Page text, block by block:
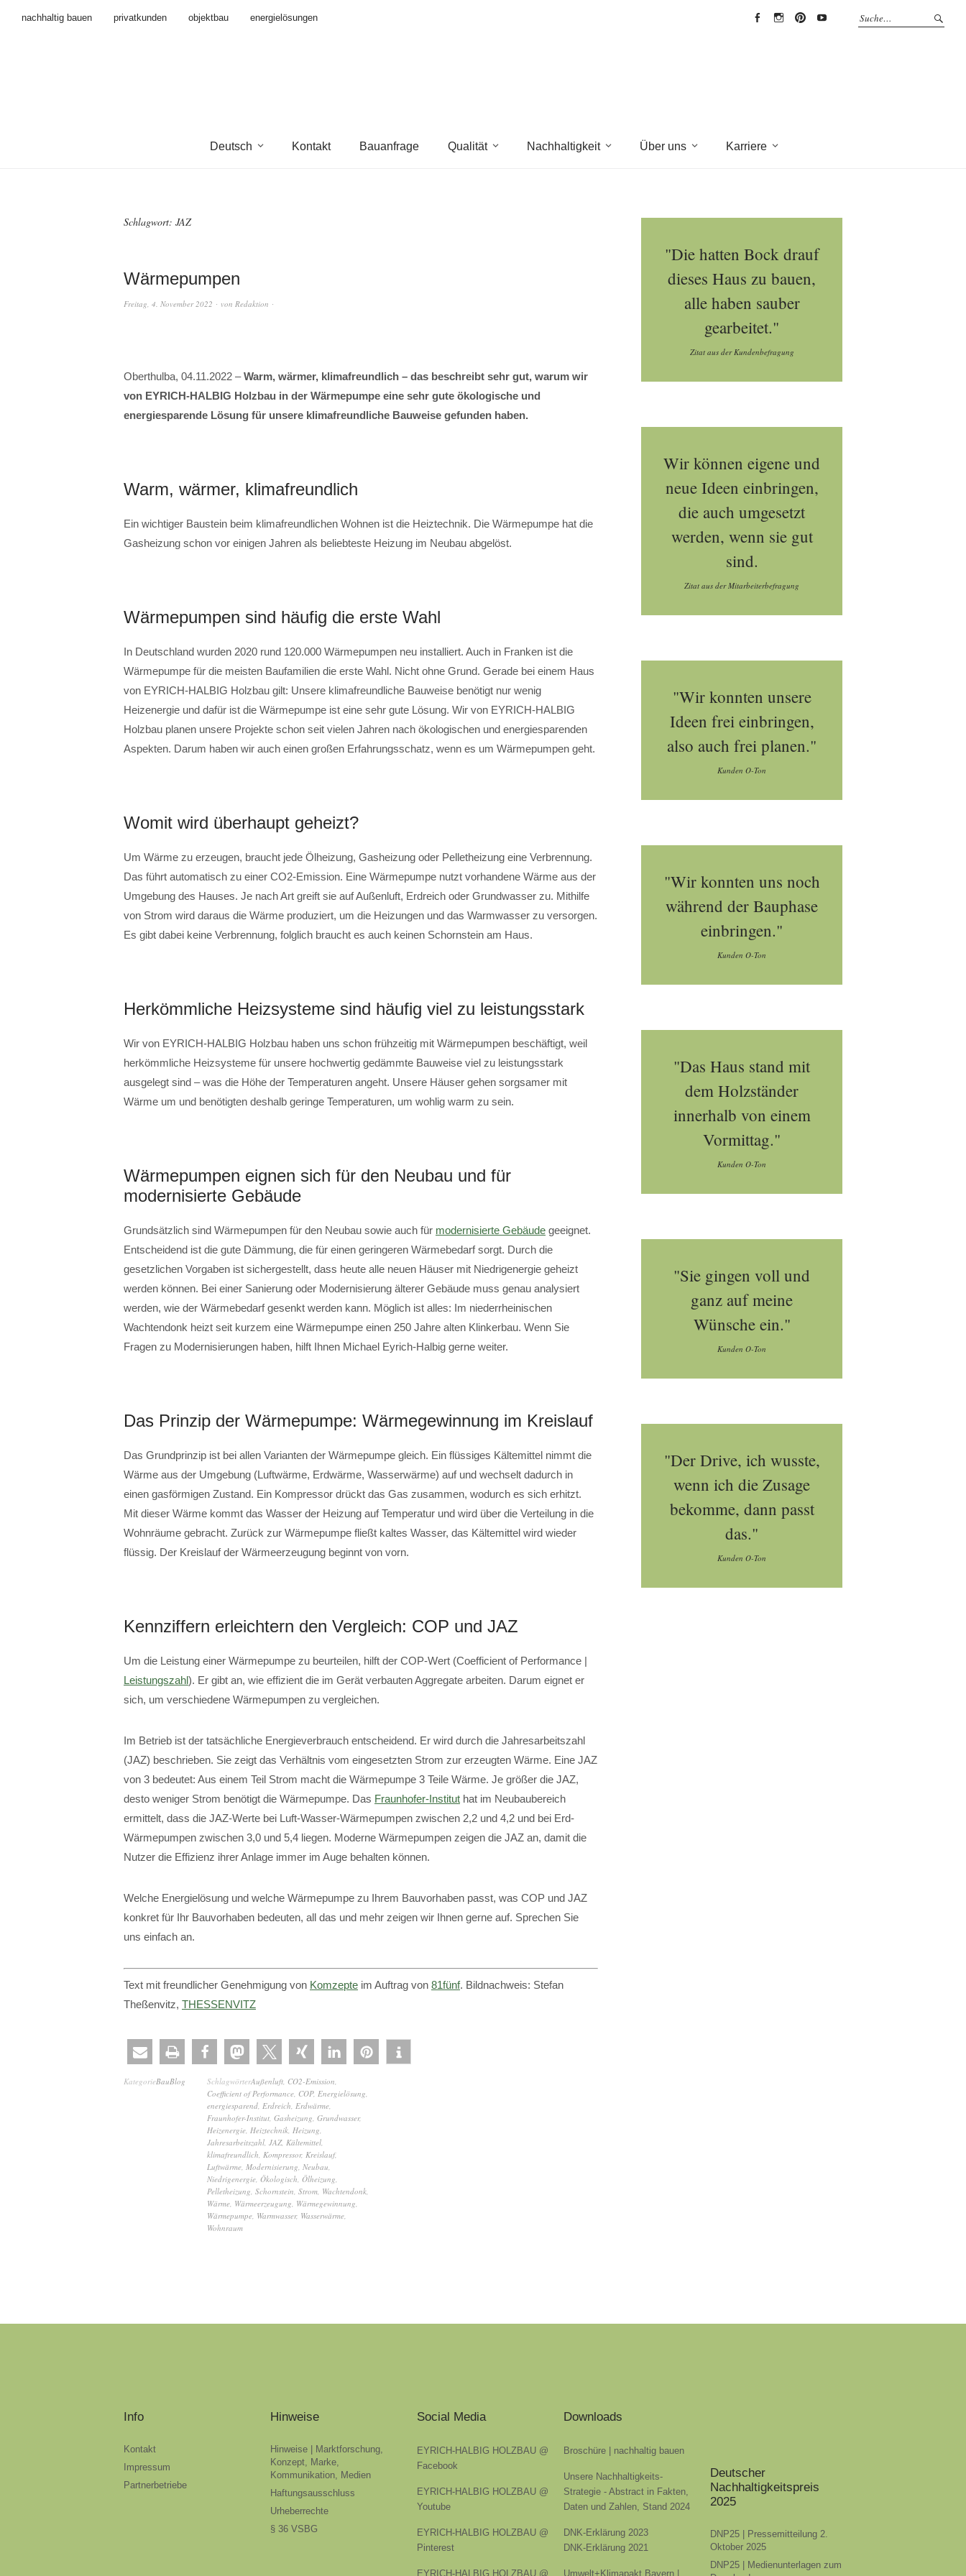
nachhaltig bauen privatkunden objektbau
energielösungen
Deutsch Kontakt Bauanfrage Qualität Nachhaltigkeit Über uns Karriere
Schlagwort: JAZ
Wärmepumpen
Freitag, 4. November 2022 von Redaktion
Oberthulba, 04.11.2022 –Warm, wärmer, klimafreundlich – das beschreibt sehr gut, warum wir
von EYRICH-HALBIG Holzbau in der Wärmepumpe eine sehr gute ökologische und
energiesparende Lösung für unsere klimafreundliche Bauweise gefunden haben.
Warm, wärmer, klimafreundlich
Ein wichtiger Baustein beim klimafreundlichen Wohnen ist die Heiztechnik. Die Wärmepumpe hat die
Gasheizung schon vor einigen Jahren als beliebteste Heizung im Neubau abgelöst.
Wärmepumpen sind häufig die erste Wahl
In Deutschland wurden 2020 rund 120.000 Wärmepumpen neu installiert. Auch in Franken ist die
Wärmepumpe für die meisten Baufamilien die erste Wahl. Nicht ohne Grund. Gerade bei einem Haus
von EYRICH-HALBIG Holzbau gilt: Unsere klimafreundliche Bauweise benötigt nur wenig
Heizenergie und dafür ist die Wärmepumpe ist eine sehr gute Lösung. Wir von EYRICH-HALBIG
Holzbau planen unsere Projekte schon seit vielen Jahren nach ökologischen und energiesparenden
Aspekten. Darum haben wir auch einen großen Erfahrungsschatz, wenn es um Wärmepumpen geht.
Womit wird überhaupt geheizt?
Um Wärme zu erzeugen, braucht jede Ölheizung, Gasheizung oder Pelletheizung eine Verbrennung.
Das führt automatisch zu einer CO2-Emission. Eine Wärmepumpe nutzt vorhandene Wärme aus der
Umgebung des Hauses. Je nach Art greift sie auf Außenluft, Erdreich oder Grundwasser zu. Mithilfe
von Strom wird daraus die Wärme produziert, um die Heizungen und das Warmwasser zu versorgen.
Es gibt dabei keine Verbrennung, folglich braucht es auch keinen Schornstein am Haus.
Herkömmliche Heizsysteme sind häufig viel zu leistungsstark
Wir von EYRICH-HALBIG Holzbau haben uns schon frühzeitig mit Wärmepumpen beschäftigt, weil
herkömmliche Heizsysteme für unsere hochwertig gedämmte Bauweise viel zu leistungsstark
ausgelegt sind – was die Höhe der Temperaturen angeht. Unsere Häuser gehen sorgsamer mit
Wärme um und benötigten deshalb geringe Temperaturen, um wohlig warm zu sein.
Wärmepumpen eignen sich für den Neubau und für
modernisierte Gebäude
Grundsätzlich sind Wärmepumpen für den Neubau sowie auch für modernisierte Gebäude geeignet.
Entscheidend ist die gute Dämmung, die für einen geringeren Wärmebedarf sorgt. Durch die
gesetzlichen Vorgaben ist sichergestellt, dass heute alle neuen Häuser mit Niedrigenergie geheizt
werden können. Bei einer Sanierung oder Modernisierung älterer Gebäude muss genau analysiert
werden, wie der Wärmebedarf gesenkt werden kann. Möglich ist alles: Im niederrheinischen
Wachtendonk heizt seit kurzem eine Wärmepumpe einen 250 Jahre alten Klinkerbau. Wenn Sie
Fragen zu Modernisierungen haben, hilft Ihnen Michael Eyrich-Halbig gerne weiter.
Das Prinzip der Wärmepumpe: Wärmegewinnung im Kreislauf
Das Grundprinzip ist bei allen Varianten der Wärmepumpe gleich. Ein flüssiges Kältemittel nimmt die
Wärme aus der Umgebung (Luftwärme, Erdwärme, Wasserwärme) auf und wechselt dadurch in
einen gasförmigen Zustand. Ein Kompressor drückt das Gas zusammen, wodurch es sich erhitzt.
Mit dieser Wärme kommt das Wasser der Heizung auf Temperatur und wird über die Verteilung in die
Wohnräume gebracht. Zurück zur Wärmepumpe fließt kaltes Wasser, das Kältemittel wird wieder
flüssig. Der Kreislauf der Wärmeerzeugung beginnt von vorn.
Kennziffern erleichtern den Vergleich: COP und JAZ
Um die Leistung einer Wärmepumpe zu beurteilen, hilft der COP-Wert (Coefficient of Performance |
Leistungszahl). Er gibt an, wie effizient die im Gerät verbauten Aggregate arbeiten. Darum eignet er
sich, um verschiedene Wärmepumpen zu vergleichen.
Im Betrieb ist der tatsächliche Energieverbrauch entscheidend. Er wird durch die Jahresarbeitszahl
(JAZ) beschrieben. Sie zeigt das Verhältnis vom eingesetzten Strom zur erzeugten Wärme. Eine JAZ
von 3 bedeutet: Aus einem Teil Strom macht die Wärmepumpe 3 Teile Wärme. Je größer die JAZ,
desto weniger Strom benötigt die Wärmepumpe. Das Fraunhofer-Institut hat im Neubaubereich
ermittelt, dass die JAZ-Werte bei Luft-Wasser-Wärmepumpen zwischen 2,2 und 4,2 und bei Erd-
Wärmepumpen zwischen 3,0 und 5,4 liegen. Moderne Wärmepumpen zeigen die JAZ an, damit die
Nutzer die Effizienz ihrer Anlage immer im Auge behalten können.
Welche Energielösung und welche Wärmepumpe zu Ihrem Bauvorhaben passt, was COP und JAZ
konkret für Ihr Bauvorhaben bedeuten, all das und mehr zeigen wir Ihnen gerne auf. Sprechen Sie
uns einfach an.
Text mit freundlicher Genehmigung von Komzepte im Auftrag von 81fünf. Bildnachweis: Stefan
Theßenvitz, THESSENVITZ
KategorieBauBlog SchlagwörterAußenluft CO2-Emission
Coefficient of Performance COP, Energielösung
energiesparend Erdreich Erdwärme
Fraunhofer-Institut Gasheizung Grundwasser,
Heizenergie Heiztechnik Heizung
Jahresarbeitszahl JAZ, Kältemittel
klimafreundlich Kompressor, Kreislauf,
Luftwärme Modernisierung Neubau
Niedrigenergie Ökologisch Ölheizung
Pelletheizung Schornstein Strom Wachtendonk
Wärme Wärmeerzeugung Wärmegewinnung
Wärmepumpe Warmwasser, Wasserwärme
Wohnraum
"Die hatten Bock drauf
dieses Haus zu bauen,
alle haben sauber
gearbeitet."
Zitat aus der Kundenbefragung
Wir können eigene und
neue Ideen einbringen,
die auch umgesetzt
werden, wenn sie gut
sind.
Zitat aus der Mitarbeiterbefragung
"Wir konnten unsere
Ideen frei einbringen,
also auch frei planen."
Kunden O-Ton
"Wir konnten uns noch
während der Bauphase
einbringen."
Kunden O-Ton
"Das Haus stand mit
dem Holzständer
innerhalb von einem
Vormittag."
Kunden O-Ton
"Sie gingen voll und
ganz auf meine
Wünsche ein."
Kunden O-Ton
"Der Drive, ich wusste,
wenn ich die Zusage
bekomme, dann passt
das."
Kunden O-Ton
Info
Kontakt
Impressum
Partnerbetriebe
Hinweise
Hinweise | Marktforschung,
Konzept, Marke,
Kommunikation, Medien
Haftungsausschluss
Urheberrechte
§ 36 VSBG
Social Media
EYRICH-HALBIG HOLZBAU @
Facebook
EYRICH-HALBIG HOLZBAU @
Youtube
EYRICH-HALBIG HOLZBAU @
Pinterest
EYRICH-HALBIG HOLZBAU @
Downloads
Broschüre | nachhaltig bauen
Unsere Nachhaltigkeits-
Strategie - Abstract in Fakten,
Daten und Zahlen, Stand 2024
DNK-Erklärung 2023
DNK-Erklärung 2021
Umwelt+Klimapakt Bayern |
Deutscher
Nachhaltigkeitspreis
2025
DNP25 | Pressemitteilung 2.
Oktober 2025
DNP25 | Medienunterlagen zum